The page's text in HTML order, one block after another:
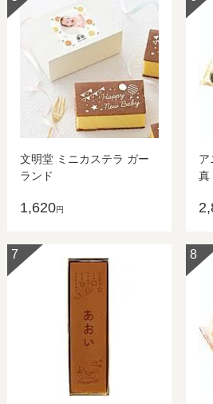
文明堂 ミニカステラ ガー
ランド
1,620円
真
7 8